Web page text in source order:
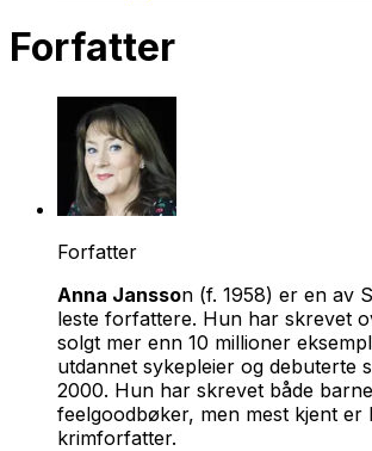
Forfatter
Forfatter
Anna Jansson (f. 1958) er en av
leste forfattere. Hun har skrevet
solgt mer enn 10 millioner
utdannet sykepleier og debuterte
2000. Hun har skrevet både
feelgoodbøker, men mest kjent er
krimforfatter.